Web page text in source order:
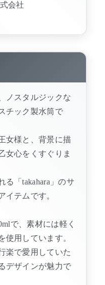
会社
ノスタルジックな
チック製水筒で
女様と、背景に描
女心をくすぐりま
る「takahara」のサ
イテムです。
で、素材には軽く
使用しています。
楽で愛用していた
デザインが魅力で